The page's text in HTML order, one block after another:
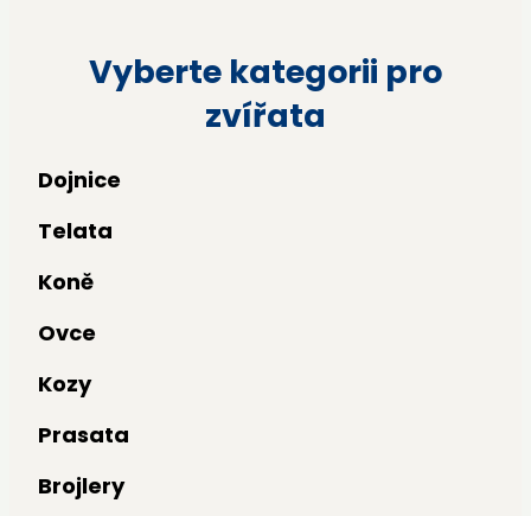
Vyberte kategorii pro
zvířata
Dojnice
Telata
Koně
Ovce
Kozy
Prasata
Brojlery